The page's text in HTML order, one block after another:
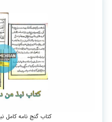
کتاب گنج نامه کامل